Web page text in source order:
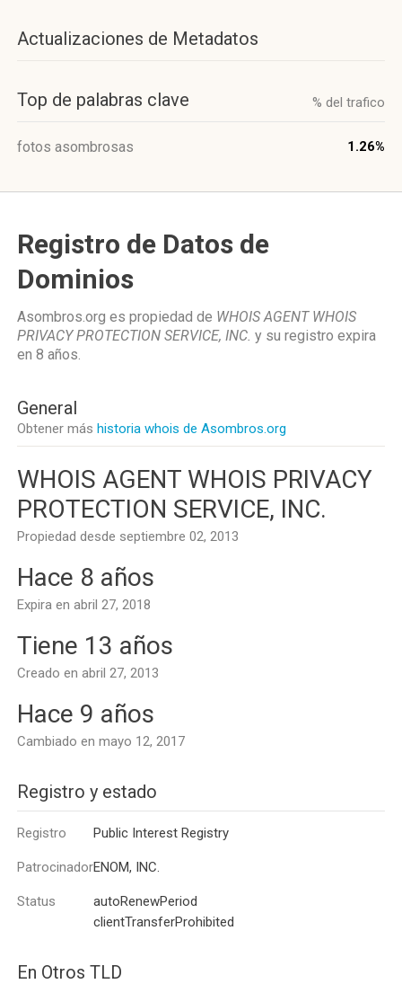
Actualizaciones de Metadatos
Top de palabras clave % del trafico
fotos asombrosas 1.26%
Registro de Datos de
Dominios
Asombros.org es propiedad de WHOIS AGENT WHOIS
PRIVACY PROTECTION SERVICE, INC. y su registro expira
en 8 años.
General
Obtener más historia whois de Asombros.org
WHOIS AGENT WHOIS PRIVACY
PROTECTION SERVICE, INC.
Propiedad desde septiembre 02, 2013
Hace 8 años
Expira en abril 27, 2018
Tiene 13 años
Creado en abril 27, 2013
Hace 9 años
Cambiado en mayo 12, 2017
Registro y estado
Registro Public Interest Registry
PatrocinadorENOM, INC.
Status
autoRenewPeriod
clientTransferProhibited
En Otros TLD